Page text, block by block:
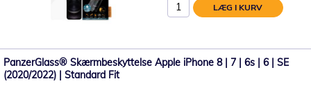
LÆG I KURV
PanzerGlass® Skærmbeskyttelse Apple iPhone 8 | 7 | 6s | 6 | SE
(2020/2022) | Standard Fit